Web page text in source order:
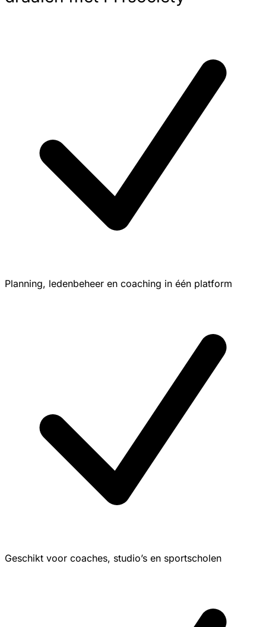
Planning, ledenbeheer en coaching in één platform
Geschikt voor coaches, studio’s en sportscholen